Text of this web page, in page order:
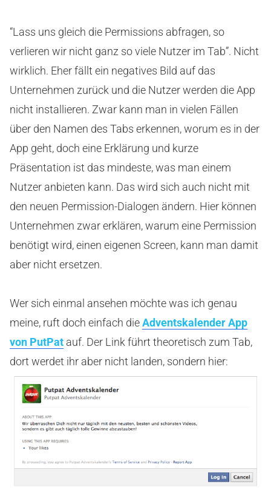
“Lass uns gleich die Permissions abfragen, so
verlieren wir nicht ganz so viele Nutzer im Tab”. Nicht
wirklich. Eher fällt ein negatives Bild auf das
Unternehmen zurück und die Nutzer werden die App
nicht installieren. Zwar kann man in vielen Fällen
über den Namen des Tabs erkennen, worum es in der
App geht, doch eine Erklärung und kurze
Präsentation ist das mindeste, was man einem
Nutzer anbieten kann. Das wird sich auch nicht mit
den neuen Permission-Dialogen ändern. Hier können
Unternehmen zwar erklären, warum eine Permission
benötigt wird, einen eigenen Screen, kann man damit
aber nicht ersetzen.
Wer sich einmal ansehen möchte was ich genau
meine, ruft doch einfach dieAdventskalender App
von PutPat auf. Der Link führt theoretisch zum Tab,
dort werdet ihr aber nicht landen, sondern hier: